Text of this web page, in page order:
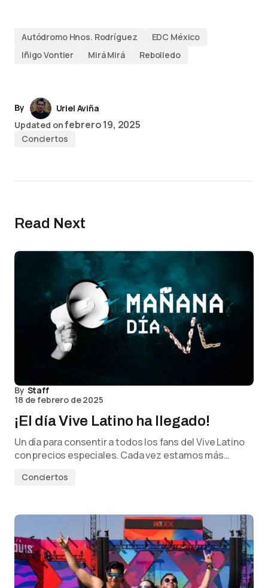
Autódromo Hnos. Rodríguez
EDC México
Iñigo Vontier
Mirá Mirá Rebolledo
By
Uriel Aviña
Updated onfebrero 19, 2025
Conciertos
Read Next
By Staff
18 de febrero de 2025
¡El día Vive Latino ha llegado!
Un día para consentir a todos los fans del Vive Latino
con precios especiales. Cada vez estamos más…
Conciertos